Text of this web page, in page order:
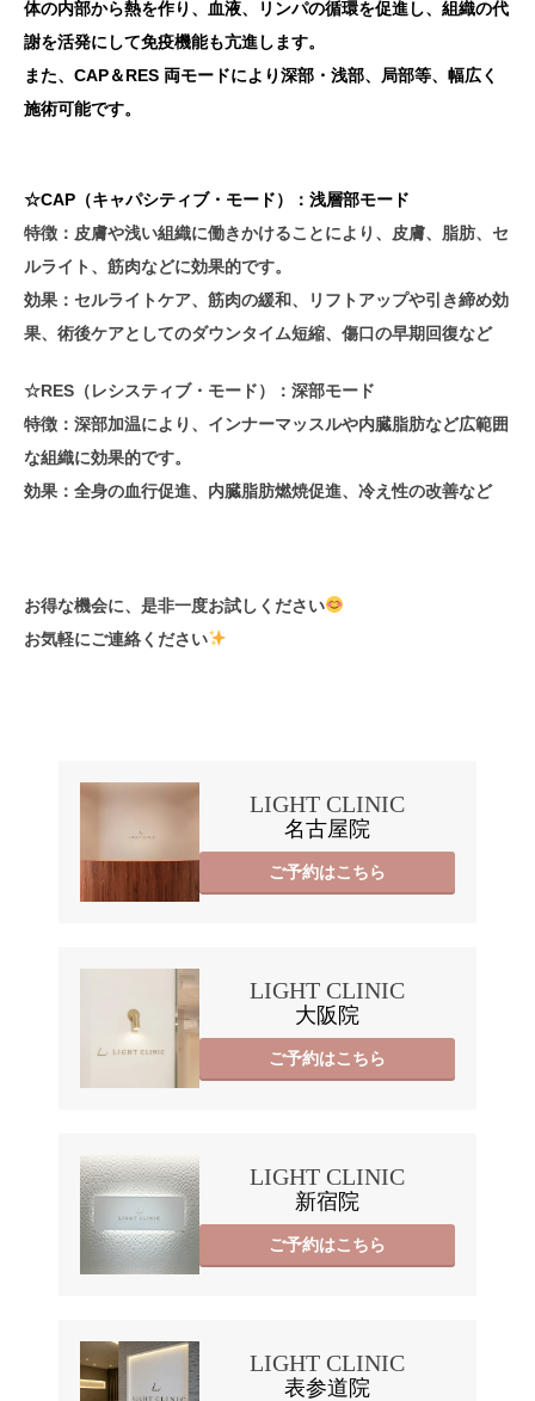
体の内部から熱を作り、血液、リンパの循環を促進し、組織の代
謝を活発にして免疫機能も亢進します。
また、CAP＆RES 両モードにより深部・浅部、局部等、幅広く
施術可能です。
☆CAP（キャパシティブ・モード）：浅層部モード
特徴：皮膚や浅い組織に働きかけることにより、皮膚、脂肪、セ
ルライト、筋肉などに効果的です。
効果：セルライトケア、筋肉の緩和、リフトアップや引き締め効
果、術後ケアとしてのダウンタイム短縮、傷口の早期回復など
☆RES（レシスティブ・モード）：深部モード
特徴：深部加温により、インナーマッスルや内臓脂肪など広範囲
な組織に効果的です。
効果：全身の血行促進、内臓脂肪燃焼促進、冷え性の改善など
お得な機会に、是非一度お試しください
お気軽にご連絡ください
LIGHT CLINIC
名古屋院
ご予約はこちら
LIGHT CLINIC
大阪院
ご予約はこちら
LIGHT CLINIC
新宿院
ご予約はこちら
LIGHT CLINIC
表参道院